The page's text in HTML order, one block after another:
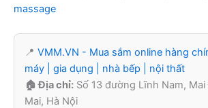
massage
📍 VMM.VN - Mua sắm online hàng
máy | gia dụng | nhà bếp | nội thất
🏠 Địa chỉ: Số 13 đường Lĩnh Nam,
Mai, Hà Nội